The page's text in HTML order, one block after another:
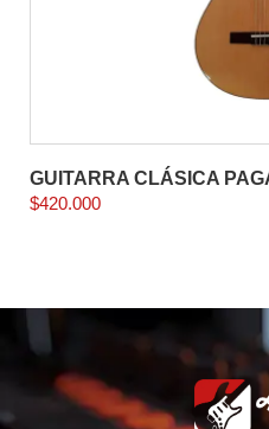
GUITARRA CLÁSICA
$420.000